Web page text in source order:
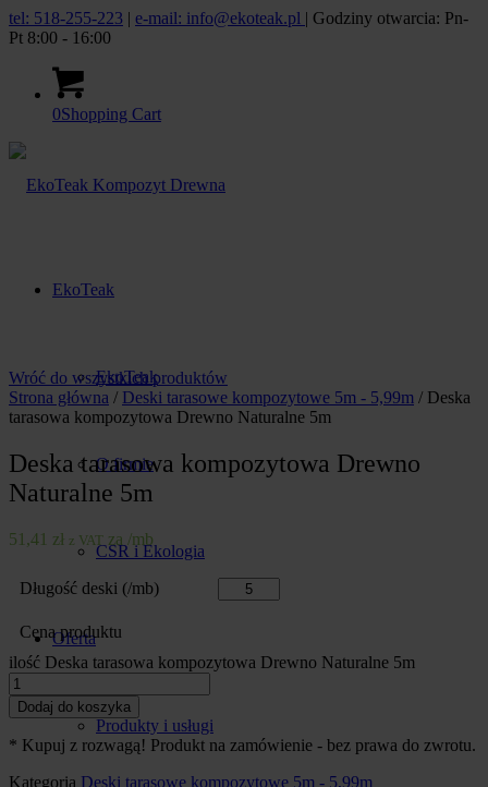
tel: 518-255-223 | e-mail: info@ekoteak.pl | Godziny otwarcia: Pn-
Pt 8:00 - 16:00
0Shopping Cart
EkoTeak
EkoTeak
O firmie
CSR i Ekologia
Oferta
Produkty i usługi
Wróć do wszystkich produktów
Strona główna / Deski tarasowe kompozytowe 5m - 5,99m / Deska
tarasowa kompozytowa Drewno Naturalne 5m
Deska tarasowa kompozytowa Drewno
Naturalne 5m
51,41 zł z VAT za /mb
Długość deski (/mb)
Cena produktu
ilość Deska tarasowa kompozytowa Drewno Naturalne 5m
Dodaj do koszyka
* Kupuj z rozwagą! Produkt na zamówienie - bez prawa do zwrotu.
Kategoria Deski tarasowe kompozytowe 5m - 5,99m